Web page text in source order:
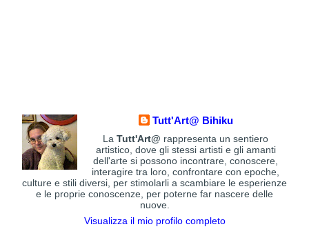
Tutt'Art@ Bihiku
LaTutt'Art@ rappresenta un sentiero
artistico, dove gli stessi artisti e gli amanti
dell'arte si possono incontrare, conoscere,
interagire tra loro, confrontare con epoche,
culture e stili diversi, per stimolarli a scambiare le esperienze
e le proprie conoscenze, per poterne far nascere delle
nuove.
Visualizza il mio profilo completo